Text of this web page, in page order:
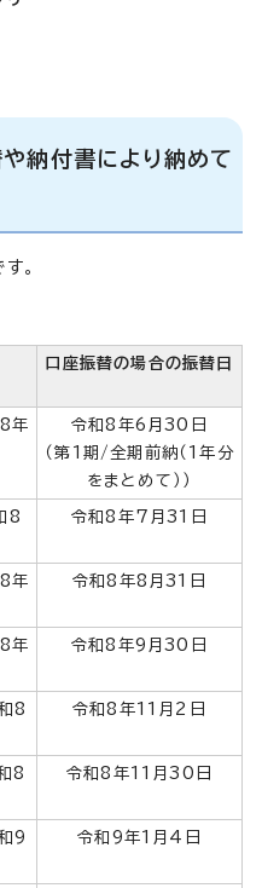
納付書により納めて
。
口座振替の場合の振替日
年
令和8年6月30日
（第1期/全期前納（1年分
をまとめて））
8
令和8年7月31日
年
令和8年8月31日
年
令和8年9月30日
8
令和8年11月2日
8
令和8年11月30日
9
令和9年1月4日